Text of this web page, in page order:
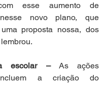
esse aumento de
novo plano, que
proposta nossa, dos
escolar – As ações
a criação do